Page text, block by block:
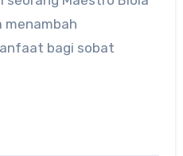
menambah
bagi sobat